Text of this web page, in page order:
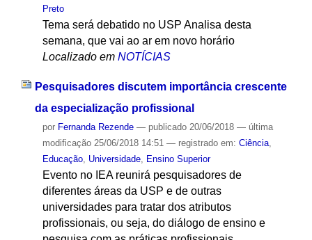
Preto
Tema será debatido no USP Analisa desta
semana, que vai ao ar em novo horário
Localizado em NOTÍCIAS
Pesquisadores discutem importância crescente
da especialização profissional
por Fernanda Rezende — publicado20/06/2018 — última
modificação25/06/2018 14:51 — registrado em: Ciência,
Educação, Universidade, Ensino Superior
Evento no IEA reunirá pesquisadores de
diferentes áreas da USP e de outras
universidades para tratar dos atributos
profissionais, ou seja, do diálogo de ensino e